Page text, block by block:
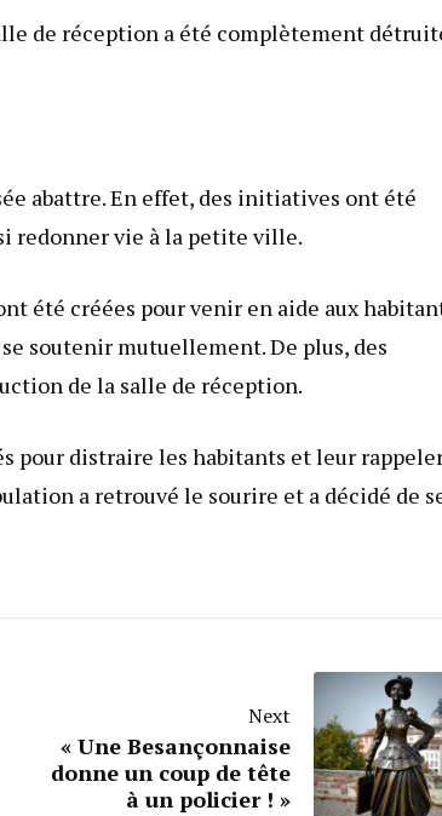
de réception a été complètement
abattre. En effet, des initiatives ont été
redonner vie à la petite ville.
été créées pour venir en aide aux
soutenir mutuellement. De plus, des
de la salle de réception.
pour distraire les habitants et leur
a retrouvé le sourire et a décidé de
Next
« Une Besançonnaise
donne un coup de tête
à un policier ! »